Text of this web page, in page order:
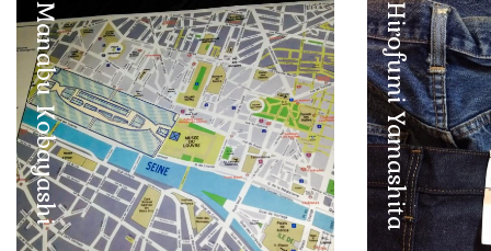
Manabu Kobayashi Hirofumi Yamashita